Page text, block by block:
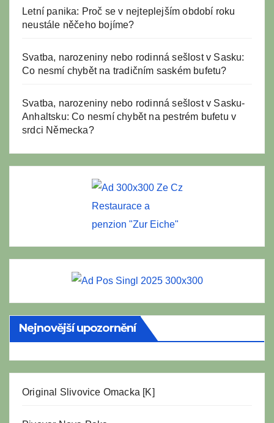
Letní panika: Proč se v nejteplejším období roku
neustále něčeho bojíme?
Svatba, narozeniny nebo rodinná sešlost v Sasku:
Co nesmí chybět na tradičním saském bufetu?
Svatba, narozeniny nebo rodinná sešlost v Sasku-
Anhaltsku: Co nesmí chybět na pestrém bufetu v
srdci Německa?
Restaurace a
penzion "Zur Eiche"
Nejnovější upozornění
Original Slivovice Omacka [K]